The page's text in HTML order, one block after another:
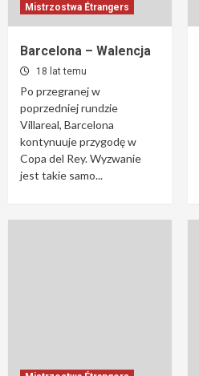
Mistrzostwa Étrangers
Barcelona – Walencja
18 lat temu
Po przegranej w
poprzedniej rundzie
Villareal, Barcelona
kontynuuje przygodę w
Copa del Rey. Wyzwanie
jest takie samo...